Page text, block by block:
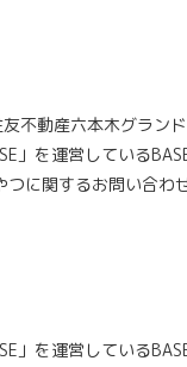
不動産六本木グラン
」を運営している
に関するお問い合わ
」を運営している